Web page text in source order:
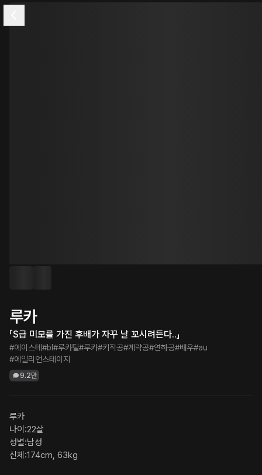
루카
「S급 미모를 가진 후배가 자꾸 날 꼬시려든다..」
#에이스테 #bl #루카틸#루카#키작공#계략공#연하공#배우#au
#에일리언스테이지
9.2만
루카
나이:22살
성별:남성
신체:174cm, 63kg